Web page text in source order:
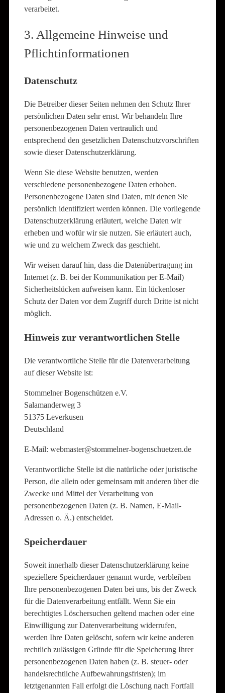
verarbeitet.
3. Allgemeine Hinweise und
Pflicht­informationen
Datenschutz
Die Betreiber dieser Seiten nehmen den Schutz Ihrer
persönlichen Daten sehr ernst. Wir behandeln Ihre
personenbezogenen Daten vertraulich und
entsprechend den gesetzlichen Datenschutzvorschriften
sowie dieser Datenschutzerklärung.
Wenn Sie diese Website benutzen, werden
verschiedene personenbezogene Daten erhoben.
Personenbezogene Daten sind Daten, mit denen Sie
persönlich identifiziert werden können. Die vorliegende
Datenschutzerklärung erläutert, welche Daten wir
erheben und wofür wir sie nutzen. Sie erläutert auch,
wie und zu welchem Zweck das geschieht.
Wir weisen darauf hin, dass die Datenübertragung im
Internet (z. B. bei der Kommunikation per E-Mail)
Sicherheitslücken aufweisen kann. Ein lückenloser
Schutz der Daten vor dem Zugriff durch Dritte ist nicht
möglich.
Hinweis zur verantwortlichen Stelle
Die verantwortliche Stelle für die Datenverarbeitung
auf dieser Website ist:
Stommelner Bogenschützen e.V.
Salamanderweg 3
51375 Leverkusen
Deutschland
E-Mail: webmaster@stommelner-bogenschuetzen.de
Verantwortliche Stelle ist die natürliche oder juristische
Person, die allein oder gemeinsam mit anderen über die
Zwecke und Mittel der Verarbeitung von
personenbezogenen Daten (z. B. Namen, E-Mail-
Adressen o. Ä.) entscheidet.
Speicherdauer
Soweit innerhalb dieser Datenschutzerklärung keine
speziellere Speicherdauer genannt wurde, verbleiben
Ihre personenbezogenen Daten bei uns, bis der Zweck
für die Datenverarbeitung entfällt. Wenn Sie ein
berechtigtes Löschersuchen geltend machen oder eine
Einwilligung zur Datenverarbeitung widerrufen,
werden Ihre Daten gelöscht, sofern wir keine anderen
rechtlich zulässigen Gründe für die Speicherung Ihrer
personenbezogenen Daten haben (z. B. steuer- oder
handelsrechtliche Aufbewahrungsfristen); im
letztgenannten Fall erfolgt die Löschung nach Fortfall